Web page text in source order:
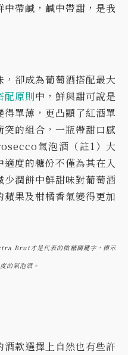
帶鹹，鹹中帶甜，是我
卻成為葡萄酒搭配最大
配原則中，鮮與甜可說是
單薄，更凸顯了紅酒單
突的組合，一瓶帶甜口感
氣泡酒（註1）大
度的糖份不僅為其在入
少潤餅中鮮甜味對葡萄酒
果及柑橘香氣變得更加
Brut才是代表的微糖關鍵字，標示
的氣泡酒。
款選擇上自然也有些許